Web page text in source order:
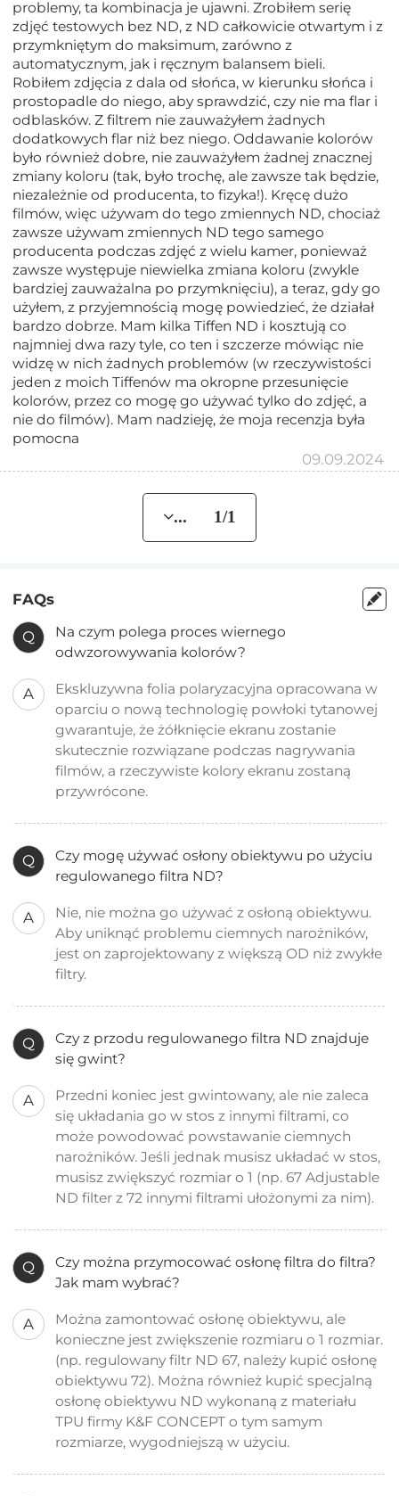
problemy, ta kombinacja je ujawni. Zrobiłem serię
zdjęć testowych bez ND, z ND całkowicie otwartym i z
przymkniętym do maksimum, zarówno z
automatycznym, jak i ręcznym balansem bieli.
Robiłem zdjęcia z dala od słońca, w kierunku słońca i
prostopadle do niego, aby sprawdzić, czy nie ma flar i
odblasków. Z filtrem nie zauważyłem żadnych
dodatkowych flar niż bez niego. Oddawanie kolorów
było również dobre, nie zauważyłem żadnej znacznej
zmiany koloru (tak, było trochę, ale zawsze tak będzie,
niezależnie od producenta, to fizyka!). Kręcę dużo
filmów, więc używam do tego zmiennych ND, chociaż
zawsze używam zmiennych ND tego samego
producenta podczas zdjęć z wielu kamer, ponieważ
zawsze występuje niewielka zmiana koloru (zwykle
bardziej zauważalna po przymknięciu), a teraz, gdy go
użyłem, z przyjemnością mogę powiedzieć, że działał
bardzo dobrze. Mam kilka Tiffen ND i kosztują co
najmniej dwa razy tyle, co ten i szczerze mówiąc nie
widzę w nich żadnych problemów (w rzeczywistości
jeden z moich Tiffenów ma okropne przesunięcie
kolorów, przez co mogę go używać tylko do zdjęć, a
nie do filmów). Mam nadzieję, że moja recenzja była
pomocna
09.09.2024
... 1/1
FAQs
Q
Na czym polega proces wiernego
odwzorowywania kolorów?
A
Ekskluzywna folia polaryzacyjna opracowana w
oparciu o nową technologię powłoki tytanowej
gwarantuje, że żółknięcie ekranu zostanie
skutecznie rozwiązane podczas nagrywania
filmów, a rzeczywiste kolory ekranu zostaną
przywrócone.
Q
Czy mogę używać osłony obiektywu po użyciu
regulowanego filtra ND?
A
Nie, nie można go używać z osłoną obiektywu.
Aby uniknąć problemu ciemnych narożników,
jest on zaprojektowany z większą OD niż zwykłe
filtry.
Q
Czy z przodu regulowanego filtra ND znajduje
się gwint?
A
Przedni koniec jest gwintowany, ale nie zaleca
się układania go w stos z innymi filtrami, co
może powodować powstawanie ciemnych
narożników. Jeśli jednak musisz układać w stos,
musisz zwiększyć rozmiar o 1 (np. 67 Adjustable
ND filter z 72 innymi filtrami ułożonymi za nim).
Q
Czy można przymocować osłonę filtra do filtra?
Jak mam wybrać?
A
Można zamontować osłonę obiektywu, ale
konieczne jest zwiększenie rozmiaru o 1 rozmiar.
(np. regulowany filtr ND 67, należy kupić osłonę
obiektywu 72). Można również kupić specjalną
osłonę obiektywu ND wykonaną z materiału
TPU firmy K&F CONCEPT o tym samym
rozmiarze, wygodniejszą w użyciu.